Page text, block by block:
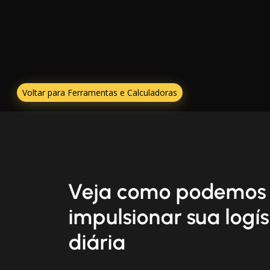
Voltar para Ferramentas e Calculadoras
Veja como podemos
impulsionar sua
diária